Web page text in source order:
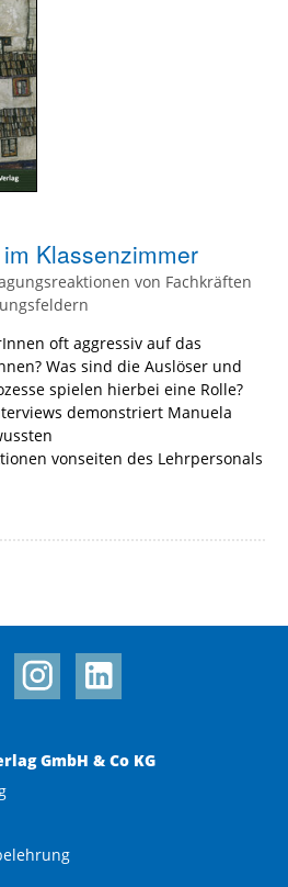
Klassenzimmer
von Fachkräften
oft aggressiv auf das
Was sind die Auslöser und
spielen hierbei eine Rolle?
demonstriert Manuela
vonseiten des Lehrpersonals
GmbH & Co KG